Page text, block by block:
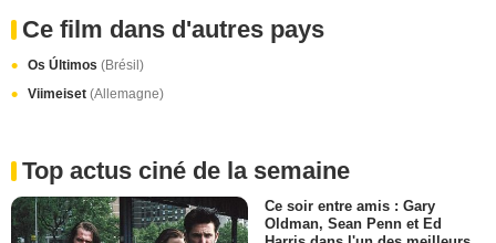
Ce film dans d'autres pays
Os Últimos (Brésil)
Viimeiset (Allemagne)
Top actus ciné de la semaine
Ce soir entre amis : Gary
Oldman, Sean Penn et Ed